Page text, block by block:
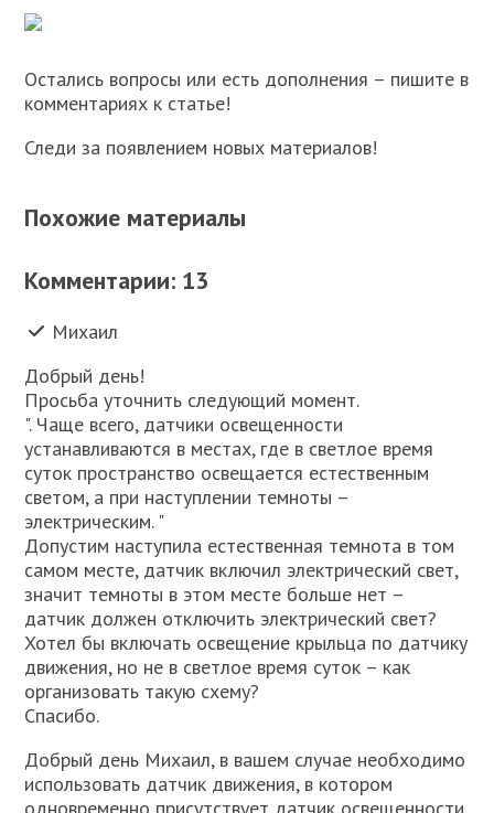
Остались вопросы или есть дополнения – пишите в
комментариях к статье!
Следи за появлением новых материалов!
Похожие материалы
Комментарии: 13
Михаил
Добрый день!
Просьба уточнить следующий момент.
". Чаще всего, датчики освещенности
устанавливаются в местах, где в светлое время
суток пространство освещается естественным
светом, а при наступлении темноты –
электрическим. "
Допустим наступила естественная темнота в том
самом месте, датчик включил электрический свет,
значит темноты в этом месте больше нет –
датчик должен отключить электрический свет?
Хотел бы включать освещение крыльца по датчику
движения, но не в светлое время суток – как
организовать такую схему?
Спасибо.
Добрый день Михаил, в вашем случае необходимо
использовать датчик движения, в котором
одновременно присутствует датчик освещенности.